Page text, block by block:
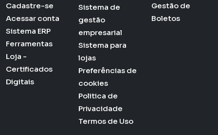
Cadastre-se
Acessar conta
Sistema ERP
Ferramentas
Loja -
Certificados
Digitais
Sistema de
gestão
empresarial
Sistema para
lojas
Preferências de
cookies
Politica de
Privacidade
Termos de Uso
Gestão de
Boletos